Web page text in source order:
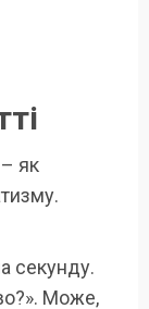
як
секунду.
Може,